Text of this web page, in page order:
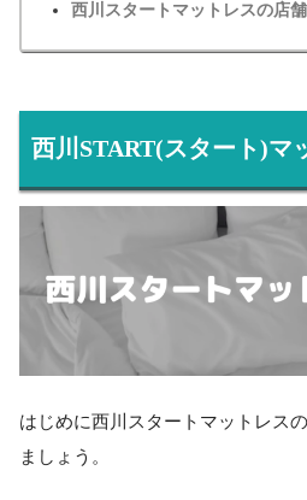
西川スタートマットレスの店
西川START(スタート)マ
はじめに西川スタートマットレス
ましょう。